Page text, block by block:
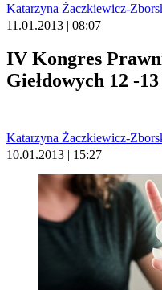
Katarzyna Żaczkiewicz-
11.01.2013 | 08:07
IV Kongres
Giełdowych 12 -
Katarzyna Żaczkiewicz-
10.01.2013 | 15:27